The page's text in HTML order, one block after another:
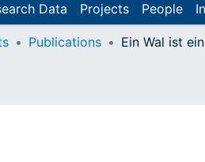
Data Projects People
Publications